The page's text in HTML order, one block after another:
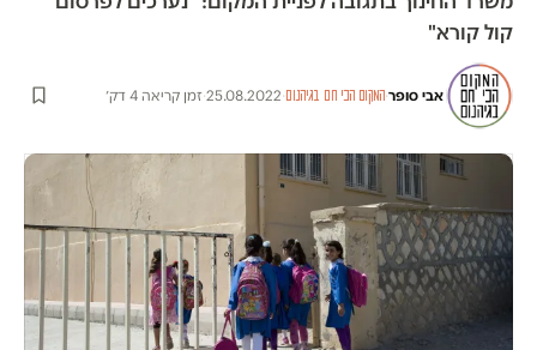
קול קורא"
אבי סופר·המקום הכי חם בגיהנום·
25.08.2022
·זמן קריאה 4 דק׳